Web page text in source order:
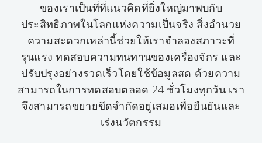
ของเราเป็นที่ที่แนวคิดที่ยิ่งใหญ่มาพบกับ
ประสิทธิภาพในโลกแห่งความเป็นจริง สิ่งอำนวย
ความสะดวกเหล่านี้ช่วยให้เราจำลองสภาวะที่
รุนแรง ทดสอบความทนทานของเครื่องจักร และ
ปรับปรุงอย่างรวดเร็วโดยใช้ข้อมูลสด ด้วยความ
สามารถในการทดสอบตลอด 24 ชั่วโมงทุกวัน เรา
จึงสามารถขยายขีดจำกัดอยู่เสมอเพื่อยืนยันและ
เร่งนวัตกรรม